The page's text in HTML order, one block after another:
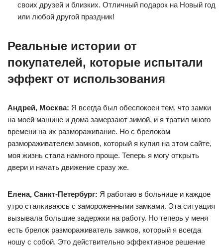
своих друзей и близких. Отличный подарок на Новый год
или любой другой праздник!
Реальные истории от
покупателей, которые испытали
эффект от использования
Андрей, Москва: Я всегда был обеспокоен тем, что замки
на моей машине и дома замерзают зимой, и я тратил много
времени на их размораживание. Но с брелоком
размораживателем замков, который я купил на этом сайте,
моя жизнь стала намного проще. Теперь я могу открыть
двери и начать движение сразу же.
Елена, Санкт-Петербург: Я работаю в больнице и каждое
утро сталкиваюсь с замороженными замками. Эта ситуация
вызывала большие задержки на работу. Но теперь у меня
есть брелок размораживатель замков, который я всегда
ношу с собой. Это действительно эффективное решение